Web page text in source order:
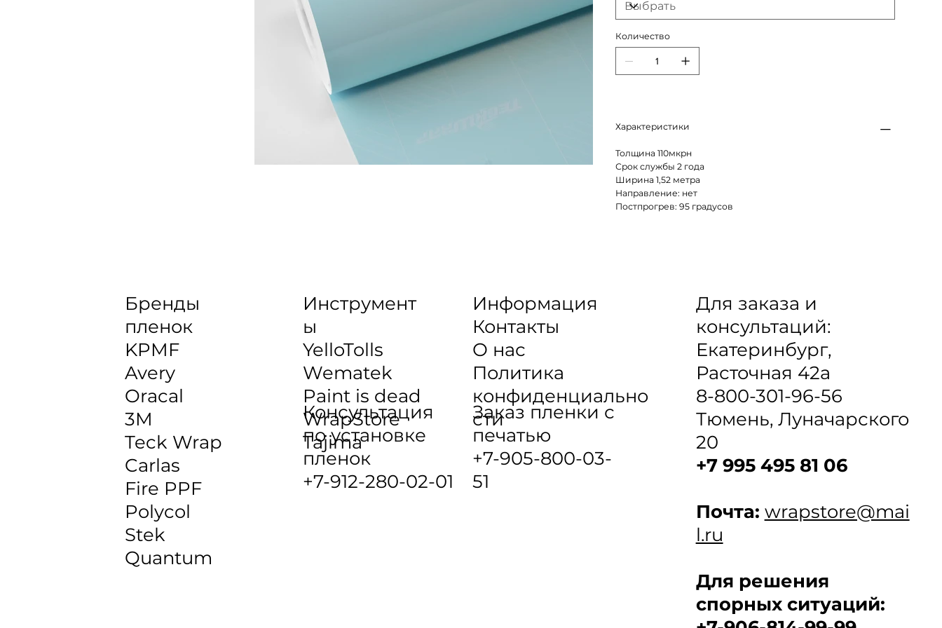
Количество
Характеристики
Толщина 110мкрн
Срок службы 2 года
Ширина 1,52 метра
Направление: нет
Постпрогрев: 95 градусов
Бренды
пленок
KPMF
Avery
Oracal
3M
Teck Wrap
Carlas
Fire PPF
Polycol
Stek
Quantum
Инструмент
ы
YelloTolls
Wematek
Paint is dead
WrapStore
Tajima
Консультация
по установке
пленок
+7-912-280-02-01
Информация
Контакты
О нас
Политика
конфиденциально
сти
Заказ пленки с
печатью
+7-905-800-03-
51
Для заказа и
консультаций:
Екатеринбург,
Расточная 42а
8-800-301-96-56
Тюмень, Луначарского
20
+7 995 495 81 06
Почта: wrapstore@mai
l.ru
Для решения
спорных ситуаций: